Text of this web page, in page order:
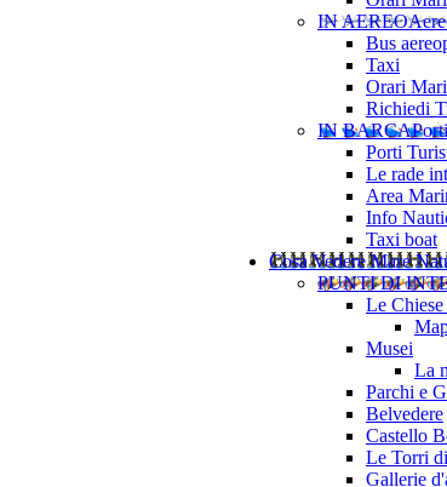
IN AEREO
Bus
Taxi
Orari
Richiedi
IN BARCA
Porti
Le rade
Area
Info
Taxi boat
Cosa VedereMare
PUNTI DI
Le Chiese
Musei
La
Parchi e
Belvedere
Castello
Le Torri
Gallerie